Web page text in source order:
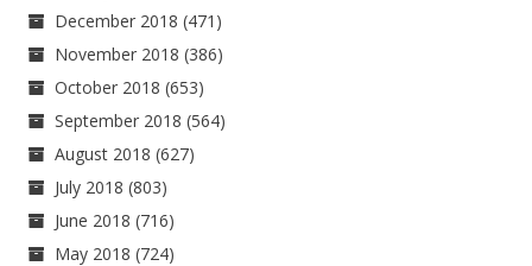
December 2018 (471)
November 2018 (386)
October 2018 (653)
September 2018 (564)
August 2018 (627)
July 2018 (803)
June 2018 (716)
May 2018 (724)